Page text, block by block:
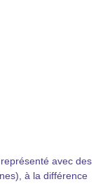
avec des
à la différence